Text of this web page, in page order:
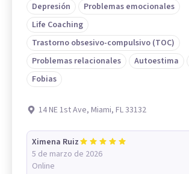
Depresión
Problemas emocionales
Life Coaching
Trastorno obsesivo-compulsivo (TOC)
Problemas relacionales
Autoestima
Fobias
14 NE 1st Ave, Miami, FL 33132
Ximena Ruiz
5 de marzo de 2026
Online